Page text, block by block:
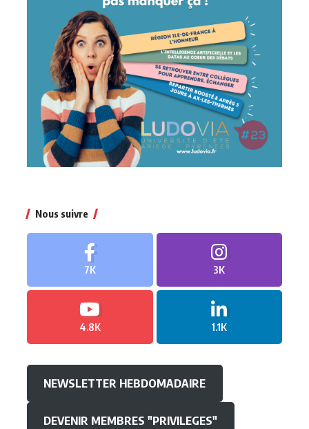
Nous suivre
7K 3K
4.8K 1.1K
NEWSLETTER HEBDOMADAIRE
DEVENIR MEMBRES "PRIVILEGES"